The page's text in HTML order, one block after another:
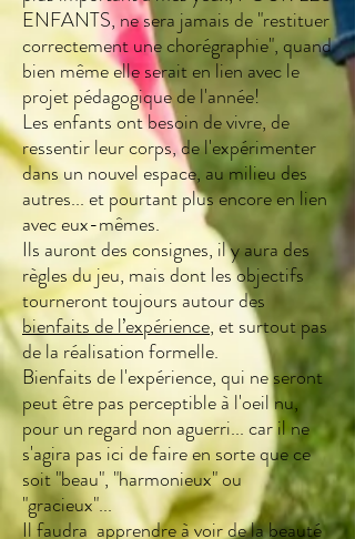
ENFANTS, ne sera jamais de "restituer
correctement une chorégraphie", quand
bien même elle serait en lien avec le
projet pédagogique de l'année!
Les enfants ont besoin de vivre, de
ressentir leur corps, de l'expérimenter
dans un nouvel espace, au milieu des
autres... et pourtant plus encore en lien
avec eux-mêmes.
Ils auront des consignes, il y aura des
règles du jeu, mais dont les objectifs
tourneront toujours autour des
bienfaits de l’expérience, et surtout pas
de la réalisation formelle.
Bienfaits de l'expérience, qui ne seront
peut être pas perceptible à l'oeil nu,
pour un regard non aguerri... car il ne
s'agira pas ici de faire en sorte que ce
soit "beau", "harmonieux" ou
"gracieux"...
Il faudra apprendre à voir de la beauté